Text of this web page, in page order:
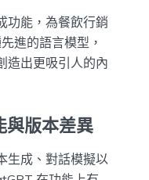
功能，為餐飲行銷
進的語言模型，
造出更吸引人的內
版本差異
生成、對話模擬以